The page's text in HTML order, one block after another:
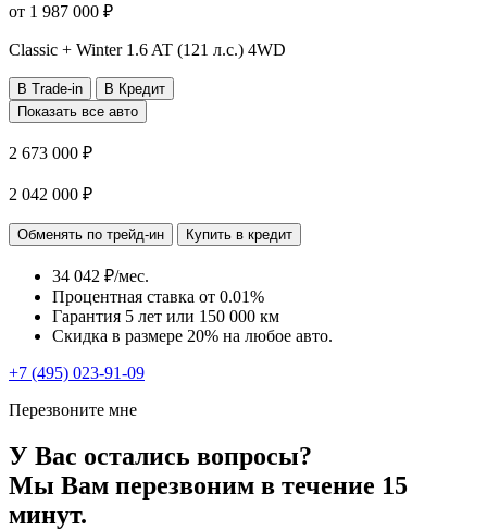
от 1 987 000 ₽
Classic + Winter 1.6 AT (121 л.с.) 4WD
В Trade-in
В Кредит
Показать все авто
2 673 000 ₽
2 042 000 ₽
Обменять по трейд-ин Купить в кредит
34 042 ₽/мес.
Процентная ставка от 0.01%
Гарантия 5 лет или 150 000 км
Скидка в размере 20% на любое авто.
+7 (495) 023-91-09
Перезвоните мне
У Вас остались вопросы?
Мы Вам перезвоним в течение 15
минут.